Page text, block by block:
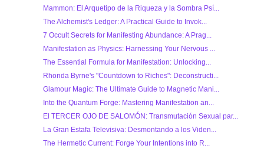
Mammon: El Arquetipo de la Riqueza y la Sombra Psí...
The Alchemist's Ledger: A Practical Guide to Invok...
7 Occult Secrets for Manifesting Abundance: A Prag...
Manifestation as Physics: Harnessing Your Nervous ...
The Essential Formula for Manifestation: Unlocking...
Rhonda Byrne's "Countdown to Riches": Deconstructi...
Glamour Magic: The Ultimate Guide to Magnetic Mani...
Into the Quantum Forge: Mastering Manifestation an...
El TERCER OJO DE SALOMÓN: Transmutación Sexual par...
La Gran Estafa Televisiva: Desmontando a los Viden...
The Hermetic Current: Forge Your Intentions into R...